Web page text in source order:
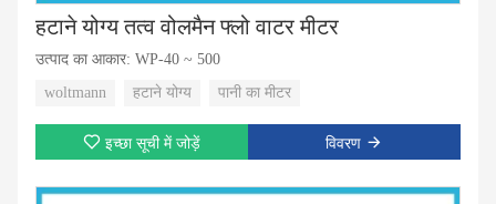
हटाने योग्य तत्व वोलमैन फ्लो वाटर मीटर
उत्पाद का आकार: WP-40 ~ 500
woltmann
हटाने योग्य पानी का मीटर
इच्छा सूची में जोड़ें विवरण